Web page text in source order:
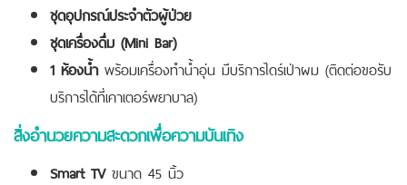
ชุดอุปกรณ์ประจำตัวผู้ป่วย
ชุดเครื่องดื่ม (Mini Bar)
1 ห้องน้ำพร้อมเครื่องทำน้ำอุ่น มีบริการไดร์เป่าผม (ติดต่อขอรับ
บริการได้ที่เคาเตอร์พยาบาล)
สิ่งอำนวยความสะดวกเพื่อความบันเทิง
Smart TVขนาด 45 นิ้ว